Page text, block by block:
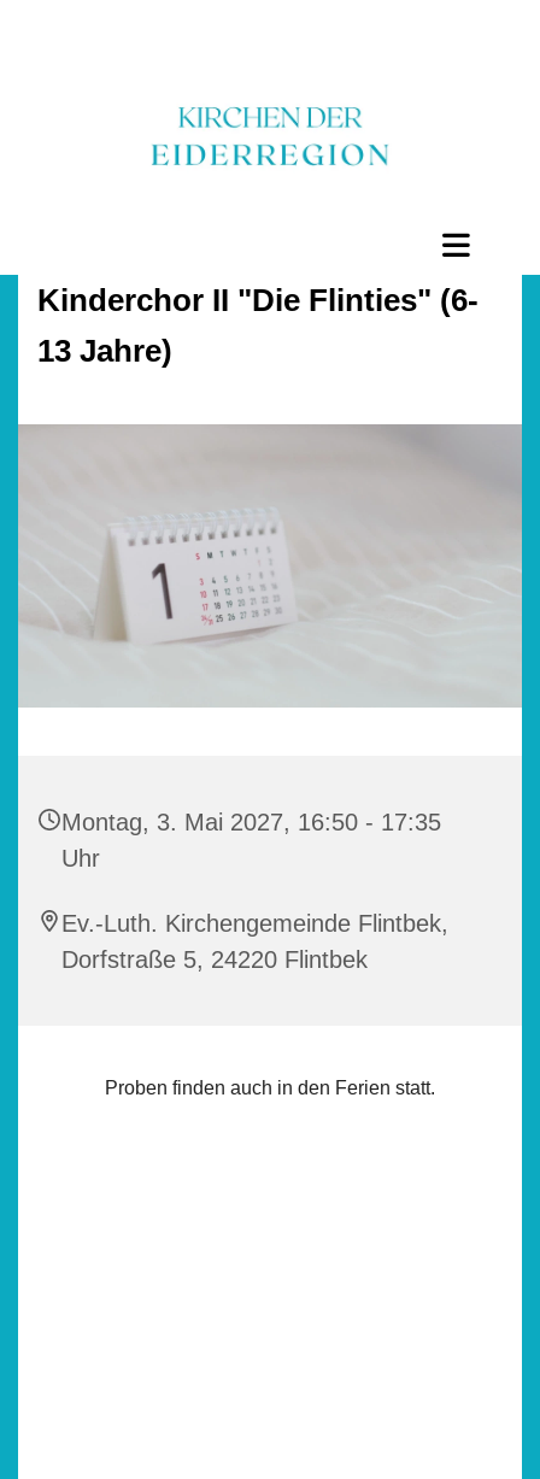
Kinderchor II "Die Flinties" (6-
13 Jahre)
Montag, 3. Mai 2027, 16:50 - 17:35
Uhr
Ev.-Luth. Kirchengemeinde Flintbek,
Dorfstraße 5, 24220 Flintbek
Proben finden auch in den Ferien statt.